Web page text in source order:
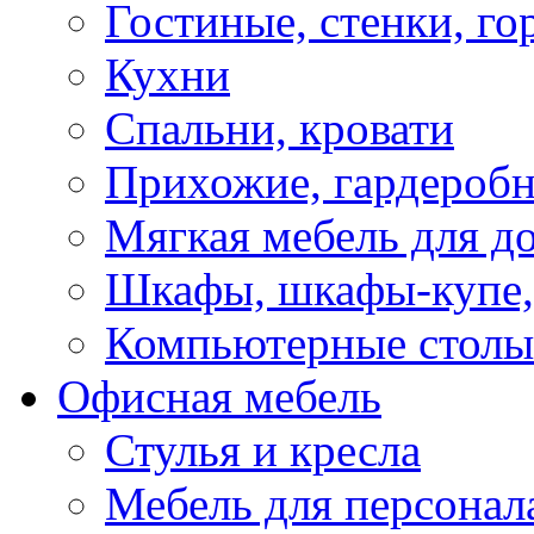
Гостиные, стенки,
Кухни
Спальни, кровати
Прихожие,
Мягкая мебель для
Шкафы, шкафы-купе,
Компьютерные столы
Офисная мебель
Стулья и кресла
Мебель для